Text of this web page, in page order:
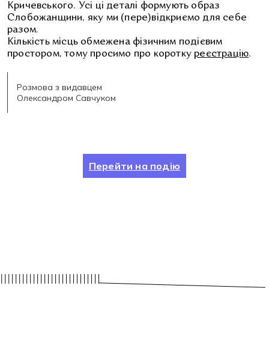
Кричевського. Усі ці деталі формують образ
Слобожанщини, яку ми (пере)відкриємо для себе
разом.
Кількість місць обмежена фізичним подієвим
простором, тому просимо про коротку реєстрацію.
Розмова з видавцем
Олександром Савчуком
Перейти на подію